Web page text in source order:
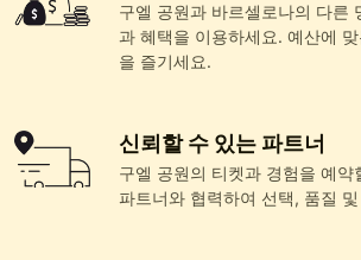
구엘 공원과 바르셀로나의 다른
과 혜택을 이용하세요. 예산에
을 즐기세요.
신뢰할 수 있는 파트너
구엘 공원의 티켓과 경험을 예약
파트너와 협력하여 선택, 품질